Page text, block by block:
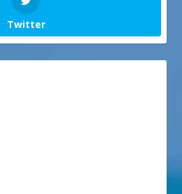
Twitter